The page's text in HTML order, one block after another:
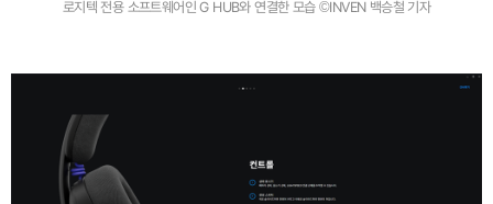
로지텍 전용 소프트웨어인 G HUB와 연결한 모습 ©INVEN 백승철 기자